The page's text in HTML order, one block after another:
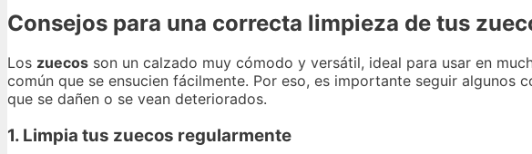
Consejos para una correcta limpieza de tus
Los zuecos son un calzado muy cómodo y versátil, ideal para usar en
común que se ensucien fácilmente. Por eso, es importante seguir algunos
que se dañen o se vean deteriorados.
1. Limpia tus zuecos regularmente